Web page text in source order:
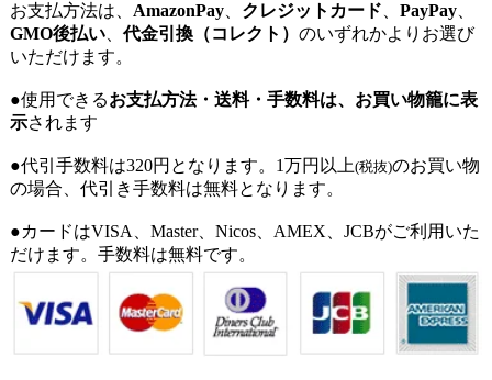
お支払方法は、 AmazonPay、 クレジットカード、 PayPay、
GMO後払い、代金引換（コレクト） のいずれかよりお選び
いただけます。
●使用できるお支払方法・送料・手数料は、お買い物籠に表
示されます
●代引手数料は320円となります。1万円以上(税抜)のお買い物
の場合、代引き手数料は無料となります。
●カードはVISA、Master、Nicos、AMEX、JCBがご利用いた
だけます。手数料は無料です。